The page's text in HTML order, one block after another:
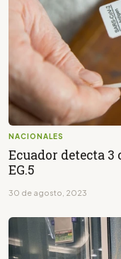
NACIONALES
Ecuador detecta 3
EG.5
30 de agosto, 2023